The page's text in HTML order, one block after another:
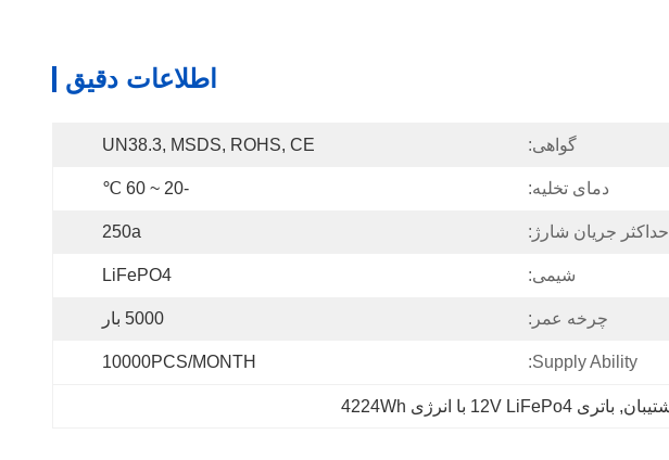
اطلاعات دقیق
گواهی: UN38.3, MSDS, ROHS, CE
دمای تخلیه: -20 ~ 60 ℃
حداکثر جریان شارژ: 250a
شیمی: LiFePO4
چرخه عمر: 5000 بار
Supply Ability:
10000PCS/MONTH
, باتری 12V LiFePo4 با انرژی 4224Wh